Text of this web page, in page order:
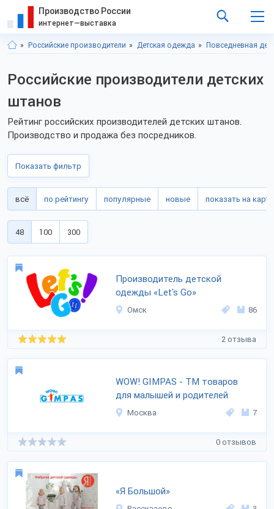
Производство России
интернет—выставка
Российские производители Детская одежда Повседневная
Российские производители детских
штанов
Рейтинг российских производителей детских штанов.
Производство и продажа без посредников.
Показать фильтр
всё по рейтингу популярные новые показать на карте
48 100 300
Производитель детской
одежды «Let's Go»
Омск 86
2 отзыва
WOW! GIMPAS - ТМ товаров
для малышей и родителей
Москва 7
0 отзывов
«Я Большой»